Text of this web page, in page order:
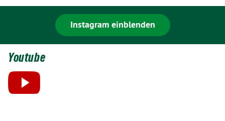
Instagram einblenden
Youtube